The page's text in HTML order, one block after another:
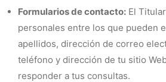
Formularios de contacto: El
personales entre los que pueden
apellidos, dirección de correo
teléfono y dirección de tu sitio
responder a tus consultas.